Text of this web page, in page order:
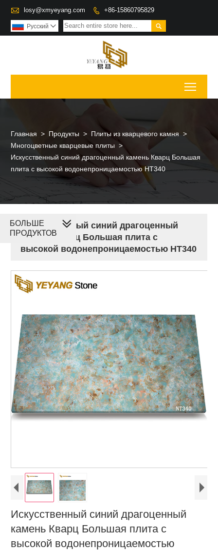
 losy@xmyeyang.com  +86-15860795829

Pусский 
Главная > Продукты > Плиты из кварцевого камня >
Многоцветные кварцевые плиты >
Искусственный синий драгоценный камень Кварц Большая
плита с высокой водонепроницаемостью НТ340
Искусственный синий драгоценный
камень Кварц Большая плита с
высокой водонепроницаемостью НТ340
Искусственный синий драгоценный
камень Кварц Большая плита с
высокой водонепроницаемостью
БОЛЬШЕ
ПРОДУКТОВ